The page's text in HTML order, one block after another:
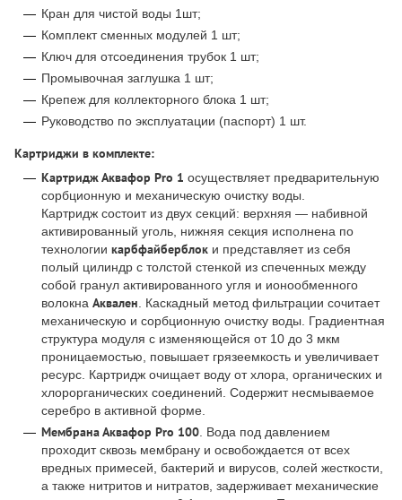
Кран для чистой воды 1шт;
Комплект сменных модулей 1 шт;
Ключ для отсоединения трубок 1 шт;
Промывочная заглушка 1 шт;
Крепеж для коллекторного блока 1 шт;
Руководство по эксплуатации (паспорт) 1 шт.
Картриджи в комплекте:
Картридж Аквафор Pro 1 осуществляет предварительную
сорбционную и механическую очистку воды.
Картридж состоит из двух секций: верхняя — набивной
активированный уголь, нижняя секция исполнена по
технологии карбфайберблок и представляет из себя
полый цилиндр с толстой стенкой из спеченных между
собой гранул активированного угля и ионообменного
волокна Аквален . Каскадный метод фильтрации сочитает
механическую и сорбционную очистку воды. Градиентная
структура модуля с изменяющейся от 10 до 3 мкм
проницаемостью, повышает грязеемкость и увеличивает
ресурс. Картридж очищает воду от хлора, органических и
хлорорганических соединений. Содержит несмываемое
серебро в активной форме.
Мембрана Аквафор Pro 100 . Вода под давлением
проходит сквозь мембрану и освобождается от всех
вредных примесей, бактерий и вирусов, солей жесткости,
а также нитритов и нитратов, задерживает механические